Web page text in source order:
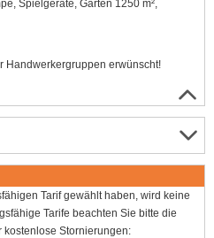
Spielgeräte, Garten 1250 m²,
Handwerkergruppen erwünscht!
Tarif gewählt haben, wird keine
Tarife beachten Sie bitte die
Stornierungen: